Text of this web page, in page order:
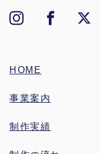
HOME
事業案内
制作実績